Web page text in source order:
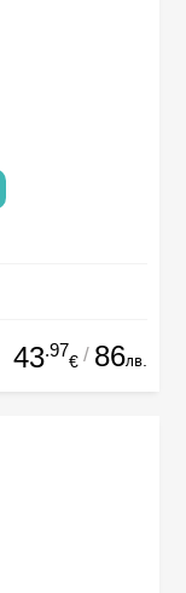
43.97
€ / 86лв.